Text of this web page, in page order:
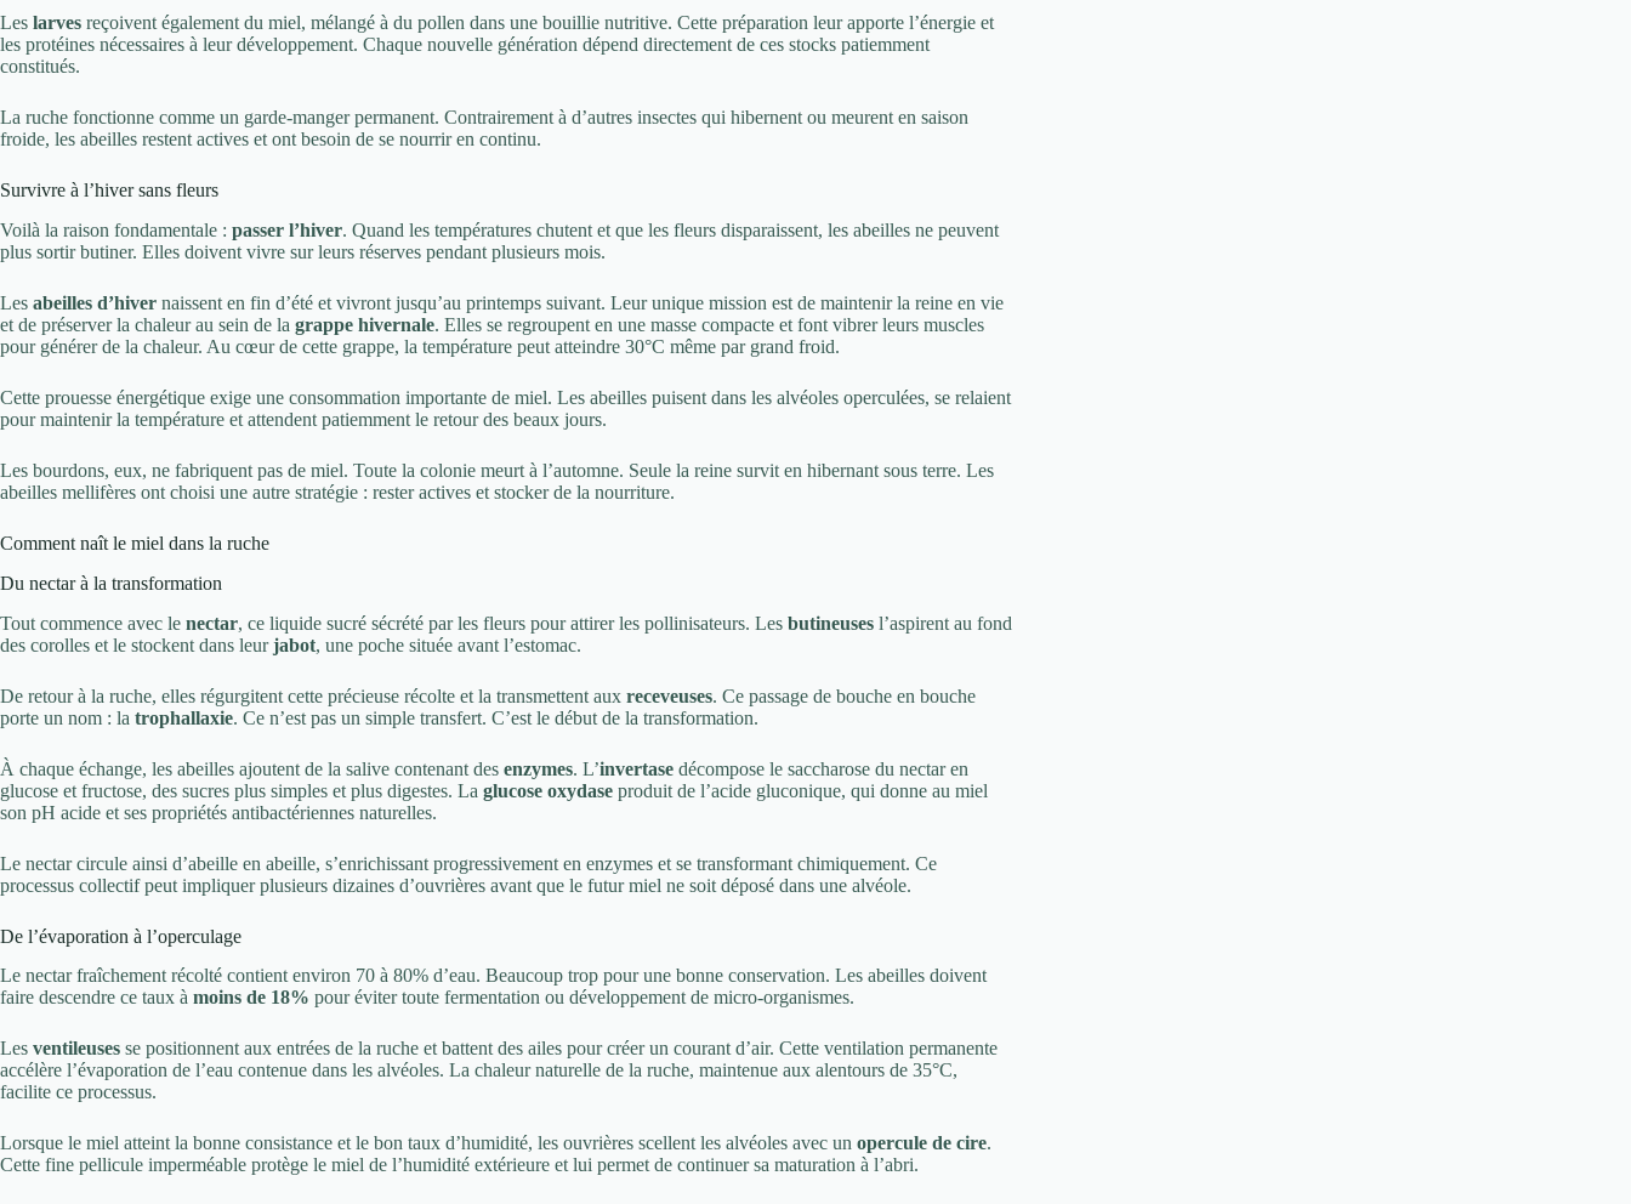
Les larves reçoivent également du miel, mélangé à du pollen dans une bouillie nutritive. Cette préparation leur apporte l’énergie et
les protéines nécessaires à leur développement. Chaque nouvelle génération dépend directement de ces stocks patiemment
constitués.
La ruche fonctionne comme un garde-manger permanent. Contrairement à d’autres insectes qui hibernent ou meurent en saison
froide, les abeilles restent actives et ont besoin de se nourrir en continu.
Survivre à l’hiver sans fleurs
Voilà la raison fondamentale : passer l’hiver. Quand les températures chutent et que les fleurs disparaissent, les abeilles ne peuvent
plus sortir butiner. Elles doivent vivre sur leurs réserves pendant plusieurs mois.
Les abeilles d’hiver naissent en fin d’été et vivront jusqu’au printemps suivant. Leur unique mission est de maintenir la reine en vie
et de préserver la chaleur au sein de la grappe hivernale. Elles se regroupent en une masse compacte et font vibrer leurs muscles
pour générer de la chaleur. Au cœur de cette grappe, la température peut atteindre 30°C même par grand froid.
Cette prouesse énergétique exige une consommation importante de miel. Les abeilles puisent dans les alvéoles operculées, se relaient
pour maintenir la température et attendent patiemment le retour des beaux jours.
Les bourdons, eux, ne fabriquent pas de miel. Toute la colonie meurt à l’automne. Seule la reine survit en hibernant sous terre. Les
abeilles mellifères ont choisi une autre stratégie : rester actives et stocker de la nourriture.
Comment naît le miel dans la ruche
Du nectar à la transformation
Tout commence avec le nectar, ce liquide sucré sécrété par les fleurs pour attirer les pollinisateurs. Les butineuses l’aspirent au fond
des corolles et le stockent dans leurjabot, une poche située avant l’estomac.
De retour à la ruche, elles régurgitent cette précieuse récolte et la transmettent aux receveuses. Ce passage de bouche en bouche
porte un nom : la trophallaxie. Ce n’est pas un simple transfert. C’est le début de la transformation.
À chaque échange, les abeilles ajoutent de la salive contenant des enzymes. L’invertase décompose le saccharose du nectar en
glucose et fructose, des sucres plus simples et plus digestes. La glucose oxydase produit de l’acide gluconique, qui donne au miel
son pH acide et ses propriétés antibactériennes naturelles.
Le nectar circule ainsi d’abeille en abeille, s’enrichissant progressivement en enzymes et se transformant chimiquement. Ce
processus collectif peut impliquer plusieurs dizaines d’ouvrières avant que le futur miel ne soit déposé dans une alvéole.
De l’évaporation à l’operculage
Le nectar fraîchement récolté contient environ 70 à 80% d’eau. Beaucoup trop pour une bonne conservation. Les abeilles doivent
faire descendre ce taux à moins de 18% pour éviter toute fermentation ou développement de micro-organismes.
Les ventileuses se positionnent aux entrées de la ruche et battent des ailes pour créer un courant d’air. Cette ventilation permanente
accélère l’évaporation de l’eau contenue dans les alvéoles. La chaleur naturelle de la ruche, maintenue aux alentours de 35°C,
facilite ce processus.
Lorsque le miel atteint la bonne consistance et le bon taux d’humidité, les ouvrières scellent les alvéoles avec un opercule de cire.
Cette fine pellicule imperméable protège le miel de l’humidité extérieure et lui permet de continuer sa maturation à l’abri.